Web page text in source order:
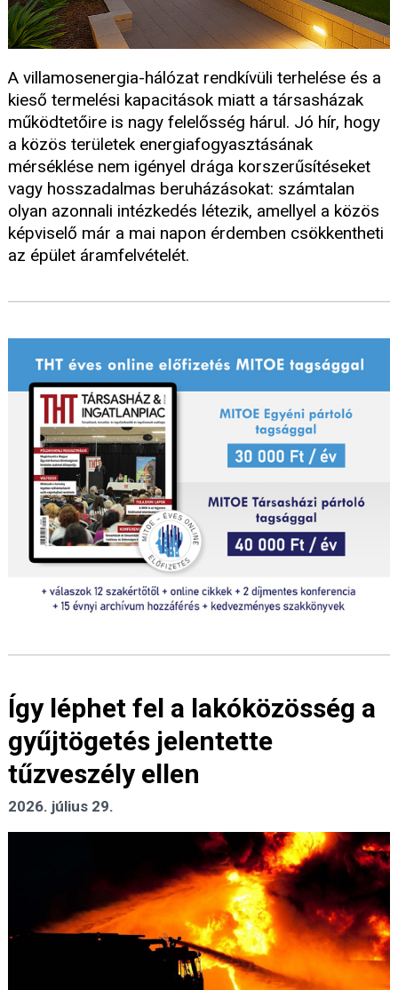
A villamosenergia-hálózat rendkívüli terhelése és a
kieső termelési kapacitások miatt a társasházak
működtetőire is nagy felelősség hárul. Jó hír, hogy
a közös területek energiafogyasztásának
mérséklése nem igényel drága korszerűsítéseket
vagy hosszadalmas beruházásokat: számtalan
olyan azonnali intézkedés létezik, amellyel a közös
képviselő már a mai napon érdemben csökkentheti
az épület áramfelvételét.
Így léphet fel a lakóközösség a
gyűjtögetés jelentette
tűzveszély ellen
2026. július 29.